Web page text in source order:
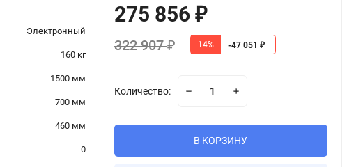
Электронный
160 кг
1500 мм
700 мм
460 мм
0
275 856 ₽
322 907₽ 14% -47 051 ₽
Количество:
В КОРЗИНУ